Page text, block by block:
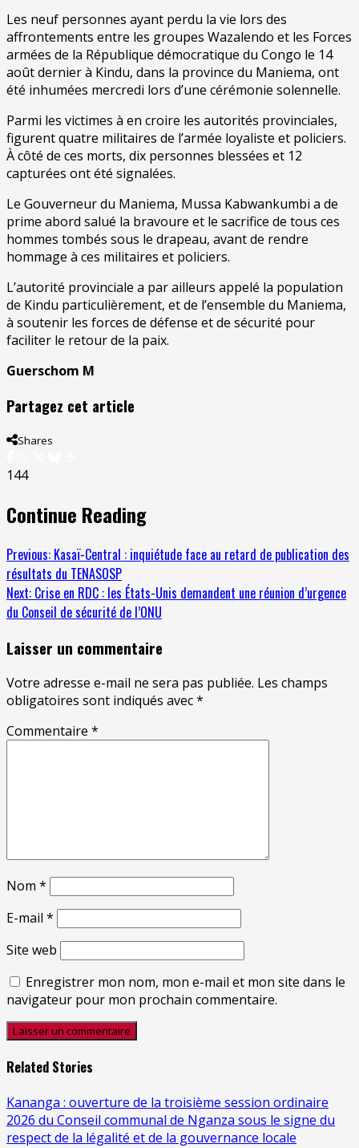
Les neuf personnes ayant perdu la vie lors des
affrontements entre les groupes Wazalendo et les Forces
armées de la République démocratique du Congo le 14
août dernier à Kindu, dans la province du Maniema, ont
été inhumées mercredi lors d’une cérémonie solennelle.
Parmi les victimes à en croire les autorités provinciales,
figurent quatre militaires de l’armée loyaliste et policiers.
À côté de ces morts, dix personnes blessées et 12
capturées ont été signalées.
Le Gouverneur du Maniema, Mussa Kabwankumbi a de
prime abord salué la bravoure et le sacrifice de tous ces
hommes tombés sous le drapeau, avant de rendre
hommage à ces militaires et policiers.
L’autorité provinciale a par ailleurs appelé la population
de Kindu particulièrement, et de l’ensemble du Maniema,
à soutenir les forces de défense et de sécurité pour
faciliter le retour de la paix.
Guerschom M
Partagez cet article
Shares
144
Continue Reading
Previous: Kasaï-Central : inquiétude face au retard de publication des
résultats du TENASOSP
Next: Crise en RDC : les États-Unis demandent une réunion d’urgence
du Conseil de sécurité de l’ONU
Laisser un commentaire
Votre adresse e-mail ne sera pas publiée. Les champs
obligatoires sont indiqués avec*
Commentaire *
Nom *
E-mail *
Site web
Enregistrer mon nom, mon e-mail et mon site dans le
navigateur pour mon prochain commentaire.
Related Stories
Kananga : ouverture de la troisième session ordinaire
2026 du Conseil communal de Nganza sous le signe du
respect de la légalité et de la gouvernance locale